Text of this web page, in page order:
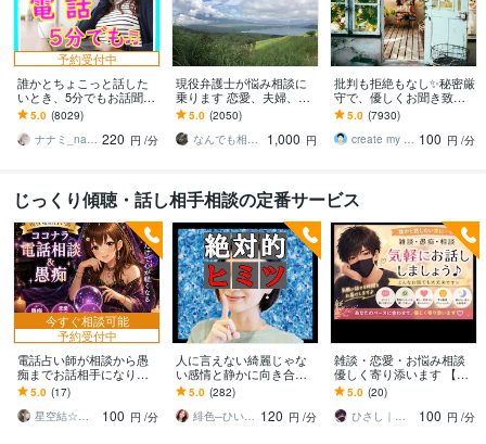
予約受付中
誰かとちょこっと話した
いとき、5分でもお話聞き
ます 疲れた～、でもカウ
ンセリングじゃない、な
んとなく雑談聞いて～
5.0 (8029)
ナナミ_nanami 220 円 /分
現役弁護士が悩み相談に
乗ります 恋愛、夫婦、学
校、会社、お金，単なる
愚痴など何でもOK！
5.0 (2050)
なんでも相談員
1,000 円
批判も拒絶もなし✨秘密厳
守で、優しくお聞き致し
ます ✨お試し１分から✨
違うかな？と思ったら途
中で切って構いません
5.0 (7930)
create my life 100 円 /分
じっくり傾聴・話し相手相談の定番サービス
今すぐ相談可能
予約受付中
電話占い師が相談から愚
痴までお話相手になりま
す 恋愛・仕事・人間関係
など考えすぎて疲れた心
を整理します
5.0 (17)
星空結☆電話占い師のまったり相談室
100 円 /分
人に言えない綺麗じゃな
い感情と静かに向き合え
ます 本音や迷い、関係性
を否定せず丁寧に整理で
きる場所
5.0 (282)
緋色─ひいろ─ 120 円 /分
雑談・恋愛・お悩み相談
優しく寄り添います 【女
性限定☘️いつでも気軽に
話してね♪】
5.0 (20)
ひさし｜恋愛相談・話し相手
100 円 /分